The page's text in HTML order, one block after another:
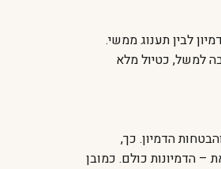
לבין תענוג ממשי.
למשל, כטיול מלא
הדמיון. כך,
הדמיונות כולם. כמובן